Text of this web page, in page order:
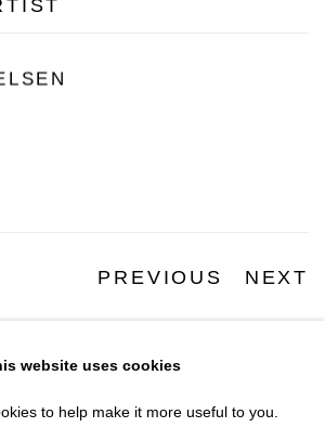
PREVIOUS NEXT
website uses cookies
to help make it more useful to you.